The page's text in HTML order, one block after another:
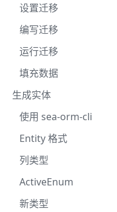
设置迁移
编写迁移
运行迁移
填充数据
生成实体
使用 sea-orm-cli
Entity 格式
列类型
ActiveEnum
新类型